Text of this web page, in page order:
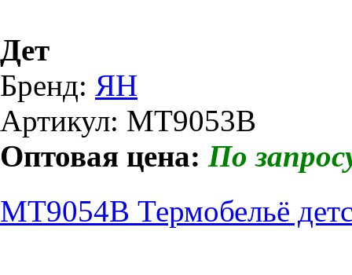
Дет
Бренд: ЯН
Артикул: МТ9053В
Оптовая цена: По
МТ9054В Термобельё